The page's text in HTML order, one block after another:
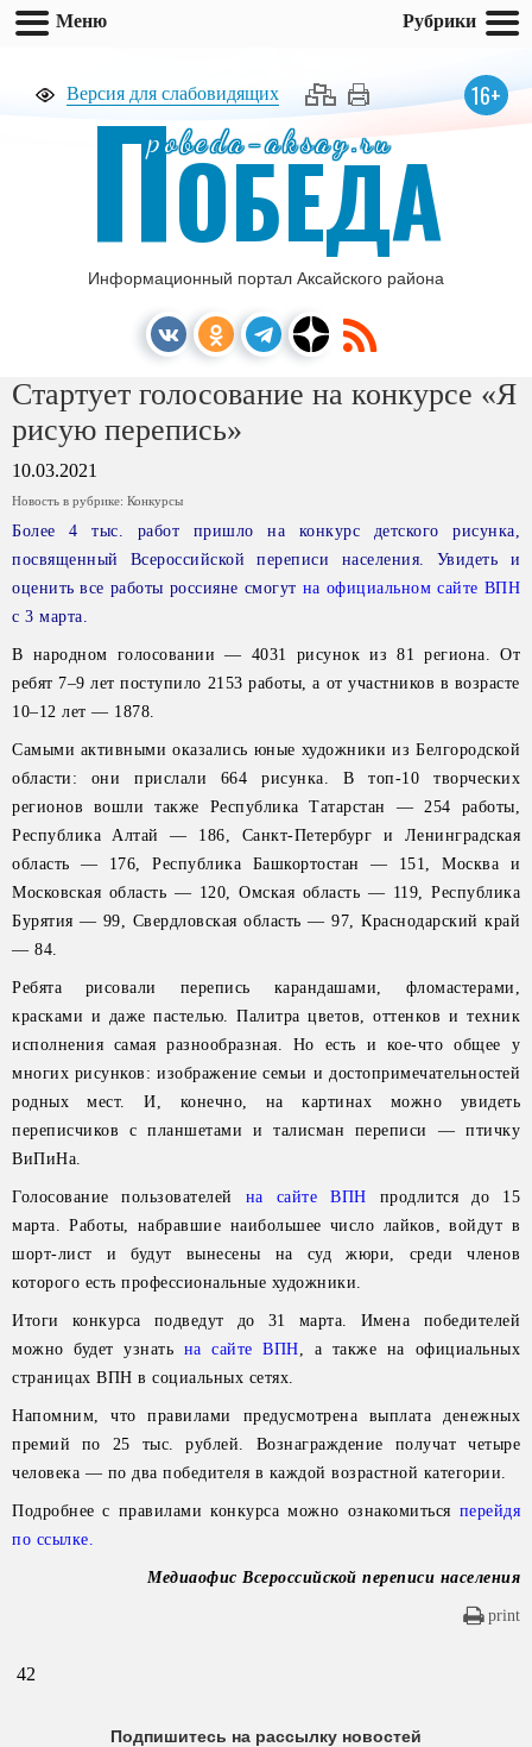
Версия для слабовидящих 16+
pobeda-aksay.ru
ПОБЕДА
Информационный портал Аксайского района
Стартует голосование на конкурсе «Я
рисую перепись»
10.03.2021
Новость в рубрике: Конкурсы
Более 4 тыс. работ пришло на конкурс детского рисунка,
посвященный Всероссийской переписи населения. Увидеть и
оценить все работы россияне смогут на официальном сайте ВПН
с 3 марта.
В народном голосовании — 4031 рисунок из 81 региона. От
ребят 7–9 лет поступило 2153 работы, а от участников в возрасте
10–12 лет — 1878.
Самыми активными оказались юные художники из Белгородской
области: они прислали 664 рисунка. В топ-10 творческих
регионов вошли также Республика Татарстан — 254 работы,
Республика Алтай — 186, Санкт-Петербург и Ленинградская
область — 176, Республика Башкортостан — 151, Москва и
Московская область — 120, Омская область — 119, Республика
Бурятия — 99, Свердловская область — 97, Краснодарский край
— 84.
Ребята рисовали перепись карандашами, фломастерами,
красками и даже пастелью. Палитра цветов, оттенков и техник
исполнения самая разнообразная. Но есть и кое-что общее у
многих рисунков: изображение семьи и достопримечательностей
родных мест. И, конечно, на картинах можно увидеть
переписчиков с планшетами и талисман переписи — птичку
ВиПиНа.
Голосование пользователей на сайте ВПН продлится до 15
марта. Работы, набравшие наибольшее число лайков, войдут в
шорт-лист и будут вынесены на суд жюри, среди членов
которого есть профессиональные художники.
Итоги конкурса подведут до 31 марта. Имена победителей
можно будет узнать на сайте ВПН, а также на официальных
страницах ВПН в социальных сетях.
Напомним, что правилами предусмотрена выплата денежных
премий по 25 тыс. рублей. Вознаграждение получат четыре
человека — по два победителя в каждой возрастной категории.
Подробнее с правилами конкурса можно ознакомиться перейдя
по ссылке.
Медиаофис Всероссийской переписи населения
print
42
Подпишитесь на рассылку новостей
Меню Рубрики